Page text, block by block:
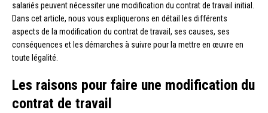
salariés peuvent nécessiter une modification du contrat de travail initial.
Dans cet article, nous vous expliquerons en détail les différents
aspects de la modification du contrat de travail, ses causes, ses
conséquences et les démarches à suivre pour la mettre en œuvre en
toute légalité.
Les raisons pour faire une modification du
contrat de travail